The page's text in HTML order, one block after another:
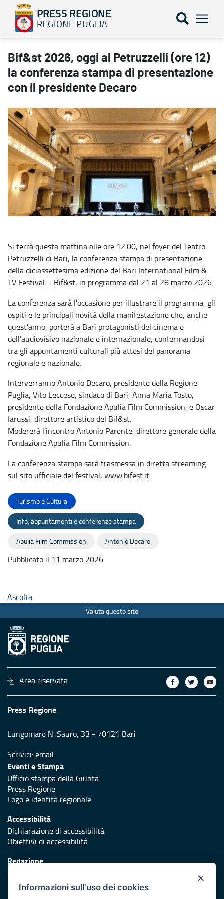
PRESS REGIONE
REGIONE PUGLIA
Bif&st 2026, oggi al Petruzzelli (ore 12) la conferenza stampa di
Bif&st 2026, oggi al Petruzzelli (ore 12)
la conferenza stampa di presentazione
con il presidente Decaro
Si terrà questa mattina alle ore 12.00, nel foyer del Teatro
Petruzzelli di Bari, la conferenza stampa di presentazione
della diciassettesima edizione del Bari International Film &
TV Festival – Bif&st, in programma dal 21 al 28 marzo 2026.
La conferenza sarà l’occasione per illustrare il programma, gli
ospiti e le principali novità della manifestazione che, anche
quest’anno, porterà a Bari protagonisti del cinema e
dell’audiovisivo nazionale e internazionale, confermandosi
tra gli appuntamenti culturali più attesi del panorama
regionale e nazionale.
Interverranno Antonio Decaro, presidente della Regione
Puglia, Vito Leccese, sindaco di Bari, Anna Maria Tosto,
presidente della Fondazione Apulia Film Commission, e Oscar
Iarussi, direttore artistico del Bif&st.
Modererà l’incontro Antonio Parente, direttore generale della
Fondazione Apulia Film Commission.
La conferenza stampa sarà trasmessa in diretta streaming
sul sito ufficiale del festival, www.bifest.it.
Turismo e Cultura
Info, appuntamenti e conferenze stampa
Apulia Film Commission Antonio Decaro
Pubblicato il 11 marzo 2026
Ascolta
Valuta questo sito
Area riservata
Press Regione
Lungomare N. Sauro, 33 - 70121 Bari
Scrivici:email
Eventi e Stampa
Ufficio stampa della Giunta
Press Regione
Logo e identità regionale
Accessibilità
Dichiarazione di accessibilità
Obiettivi di accessibilità
Redazione
Protezione civile
×
Informazioni sull'uso dei cookies